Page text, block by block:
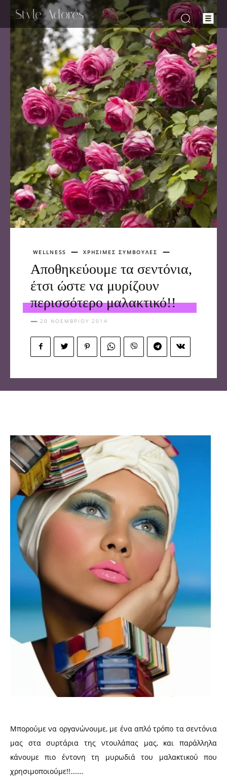
-Style Adorés
WELLNESS ΧΡΗΣΙΜΕΣ ΣΥΜΒΟΥΛΕΣ
Αποθηκεύουμε τα σεντόνια,
έτσι ώστε να μυρίζουν
περισσότερο μαλακτικό!!
20 ΝΟΕΜΒΡΊΟΥ 2014
Μπορούμε να οργανώνουμε, με ένα απλό τρόπο τα σεντόνια
μας στα συρτάρια της ντουλάπας μας, και παράλληλα
κάνουμε πιο έντονη τη μυρωδιά του μαλακτικού που
χρησιμοποιούμε!!…….